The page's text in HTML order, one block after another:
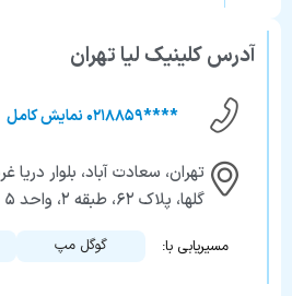
آدرس کلینیک لیا تهران
****۰۲۱۸۸۵۹ نمایش کامل
تهران، سعادت آباد، بلوار
گلها، پلاک ۶۲، طبقه ۲، واحد ۵
مسیریابی با: گوگل مپ